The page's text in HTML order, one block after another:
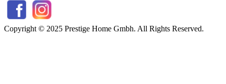
Copyright © 2025 Prestige Home Gmbh. All Rights Reserved.